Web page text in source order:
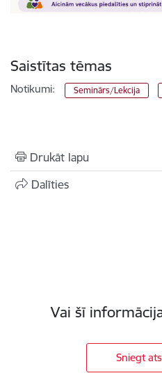
Saistītas tēmas
Notikumi: Seminārs/Lekcija
Drukāt lapu
Dalīties
Vai šī
Sniegt